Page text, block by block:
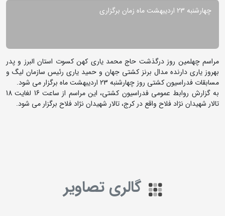
چهارشنبه 23 اردیبهشت ماه زمان برگزاری
مراسم چهلمین روز درگذشت حاج محمد یاری کهن کسوت استان البرز و پدر
بهروز یاری دارنده مدال برنز کشتی جهان و حمید یاری رئیس سازمان لیگ و
مسابقات فدراسیون کشتی روز چهارشنبه 23 اردیبهشت ماه برگزار می شود.
به گزارش روابط عمومی فدراسیون کشتی، این مراسم از ساعت 16 لغایت 18
تالار شهیدان نژاد فلاح واقع در کرج، تالار شهیدان نژاد فلاح برگزار می شود.
گالری تصاویر